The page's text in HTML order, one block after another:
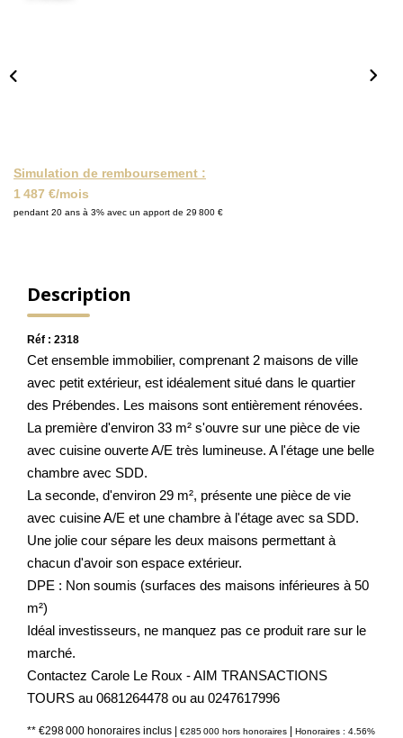
Simulation de remboursement :
1 487 €/mois
pendant 20 ans à 3% avec un apport de 29 800 €
Description
Réf : 2318
Cet ensemble immobilier, comprenant 2 maisons de ville
avec petit extérieur, est idéalement situé dans le quartier
des Prébendes. Les maisons sont entièrement rénovées.
La première d'environ 33 m² s'ouvre sur une pièce de vie
avec cuisine ouverte A/E très lumineuse. A l'étage une belle
chambre avec SDD.
La seconde, d'environ 29 m², présente une pièce de vie
avec cuisine A/E et une chambre à l'étage avec sa SDD.
Une jolie cour sépare les deux maisons permettant à
chacun d'avoir son espace extérieur.
DPE : Non soumis (surfaces des maisons inférieures à 50
m²)
Idéal investisseurs, ne manquez pas ce produit rare sur le
marché.
Contactez Carole Le Roux - AIM TRANSACTIONS
TOURS au 0681264478 ou au 0247617996
** €298 000 honoraires inclus | €285 000 hors honoraires | Honoraires : 4.56%